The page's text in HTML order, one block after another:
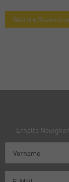
Weitere
Erhalte